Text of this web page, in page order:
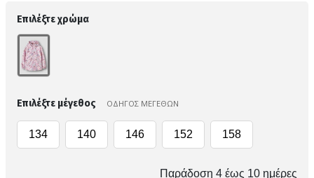
Επιλέξτε χρώμα
Επιλέξτε μέγεθος ΟΔΗΓΟΣ ΜΕΓΕΘΩΝ
134 140 146 152 158
Παράδοση 4 έως 10 ημέρες